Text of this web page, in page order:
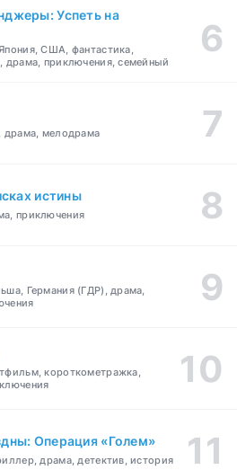
Успеть на
США, фантастика,
драма, приключения, семейный
драма, мелодрама
истины
приключения
Германия (ГДР), драма,
короткометражка,
Операция «Голем»
драма, детектив, история